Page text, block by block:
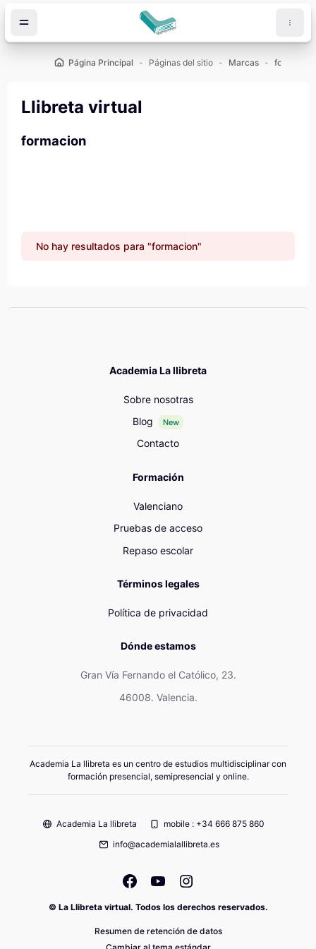
Página Principal Páginas del sitio Marcas formacion
Llibreta virtual
formacion
No hay resultados para "formacion"
Academia La llibreta
Sobre nosotras
Blog
New
Contacto
Formación
Valenciano
Pruebas de acceso
Repaso escolar
Términos legales
Política de privacidad
Dónde estamos
Gran Vía Fernando el Católico, 23.
46008. Valencia.
Academia La llibreta es un centro de estudios multidisciplinar con
formación presencial, semipresencial y online.
Academia La llibreta
mobile : +34 666 875 860
info@academialallibreta.es
© La Llibreta virtual. Todos los derechos reservados.
Resumen de retención de datos